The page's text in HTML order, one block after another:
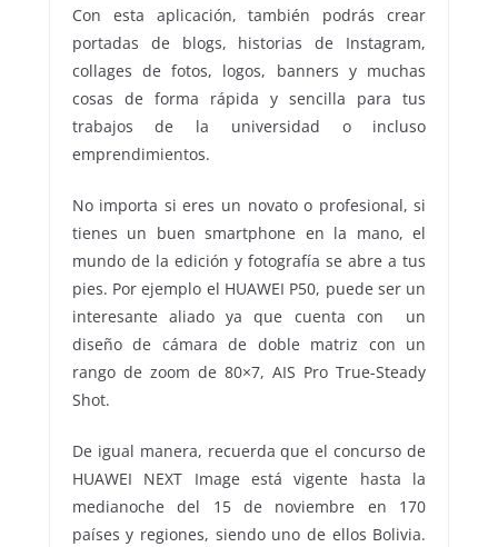
Con esta aplicación, también podrás crear
portadas de blogs, historias de Instagram,
collages de fotos, logos, banners y muchas
cosas de forma rápida y sencilla para tus
trabajos de la universidad o incluso
emprendimientos.
No importa si eres un novato o profesional, si
tienes un buen smartphone en la mano, el
mundo de la edición y fotografía se abre a tus
pies. Por ejemplo el HUAWEI P50, puede ser un
interesante aliado ya que cuenta con un
diseño de cámara de doble matriz con un
rango de zoom de 80×7, AIS Pro True-Steady
Shot.
De igual manera, recuerda que el concurso de
HUAWEI NEXT Image está vigente hasta la
medianoche del 15 de noviembre en 170
países y regiones, siendo uno de ellos Bolivia.